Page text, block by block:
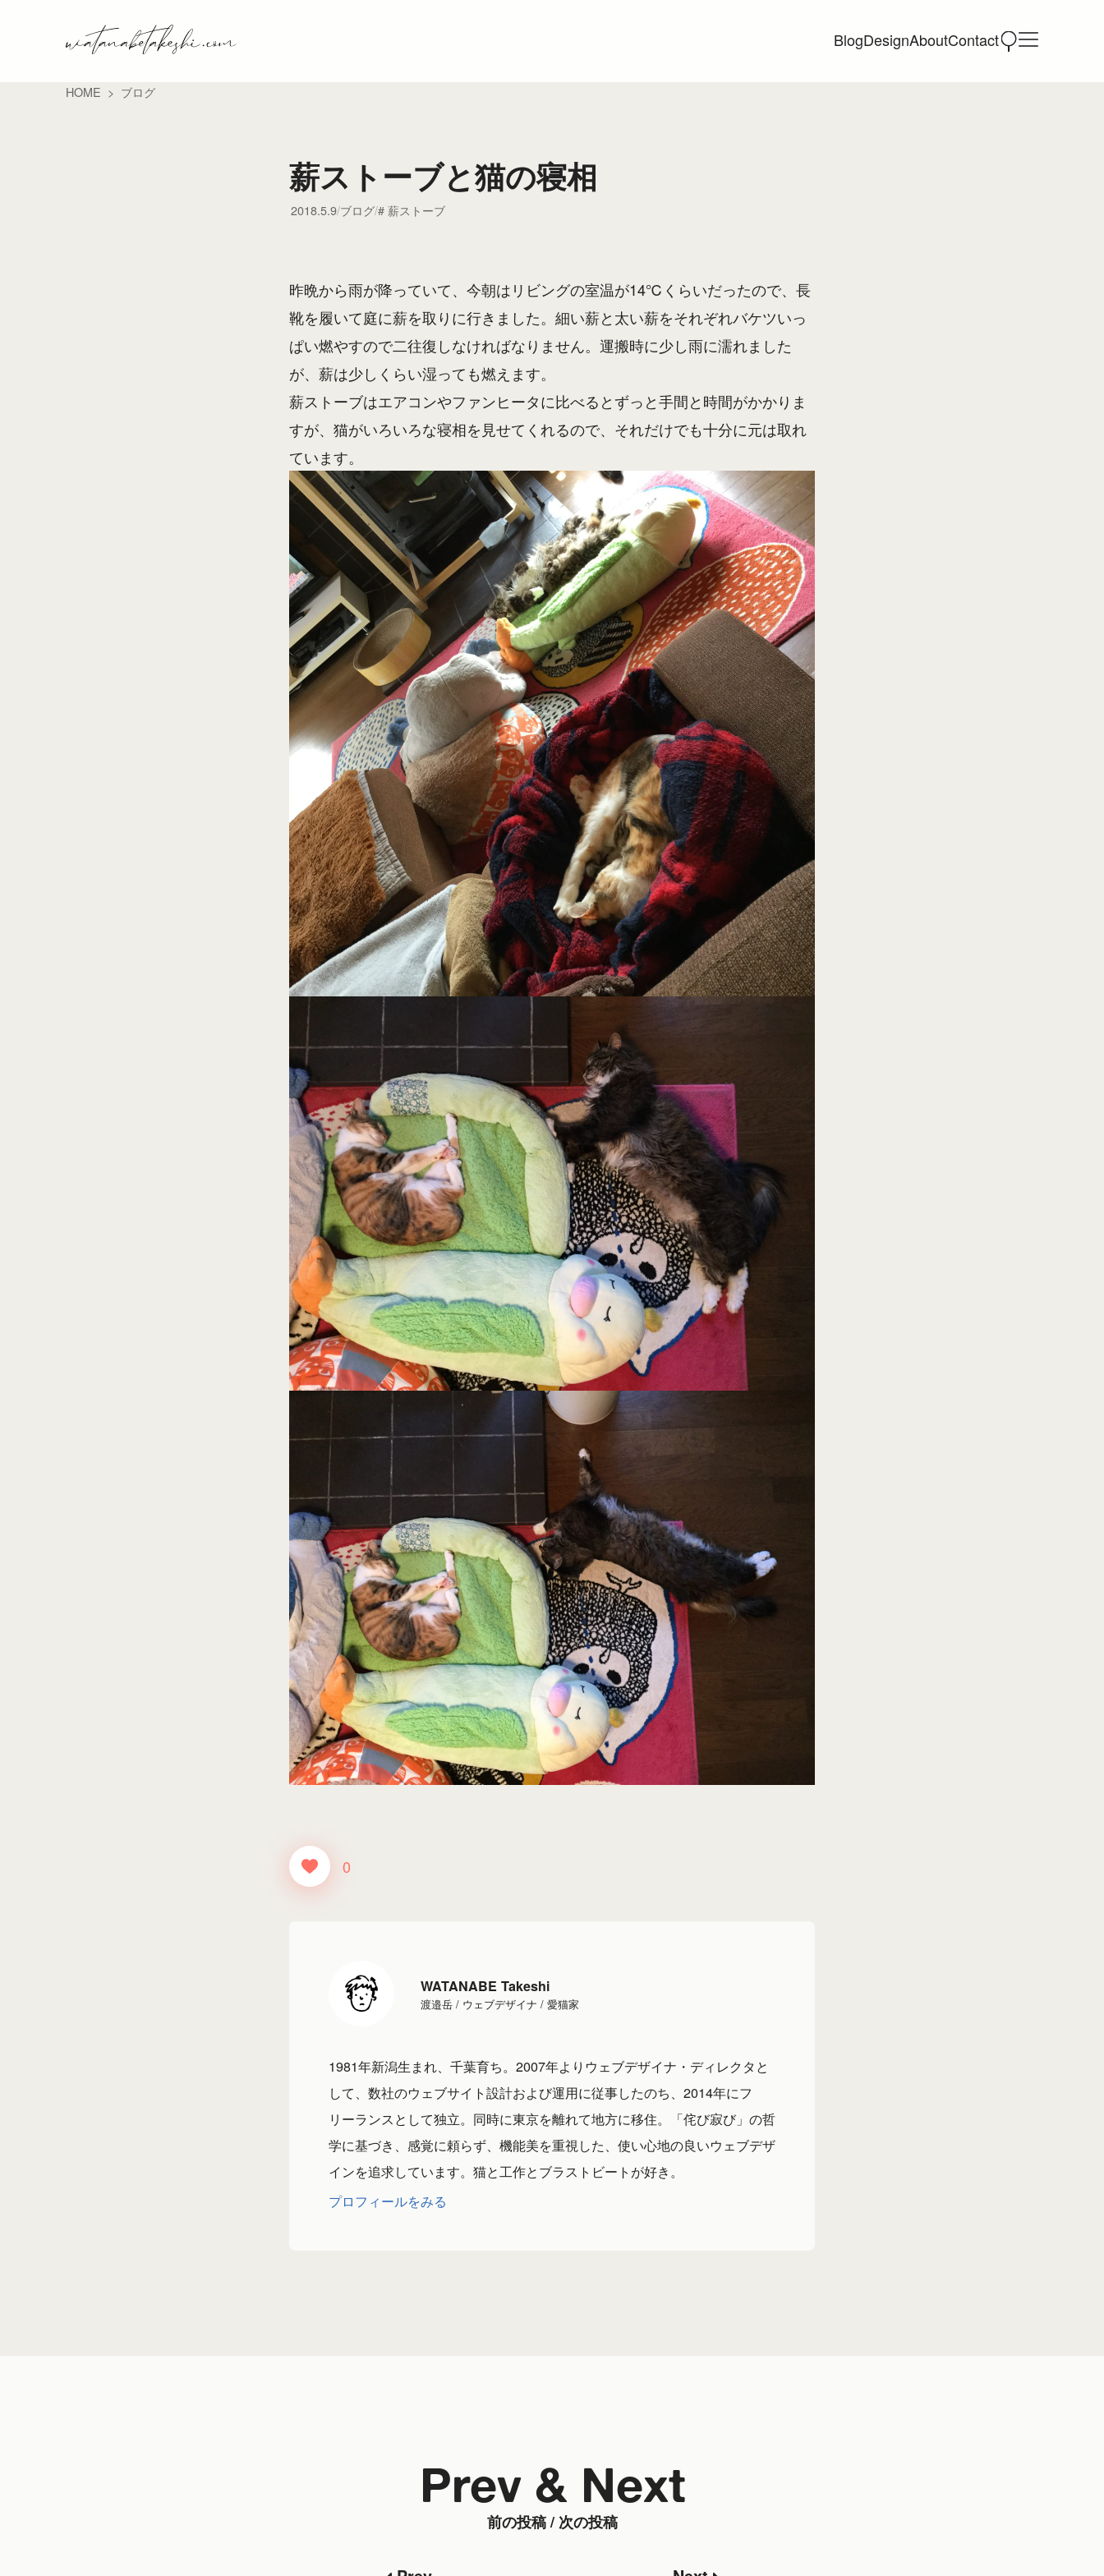
BlogDesignAboutContact
HOME ブログ
薪ストーブと猫の寝相
2018.5.9 ブログ 薪ストーブ
昨晩から雨が降っていて、今朝はリビングの室温が14℃くらいだったので、長
靴を履いて庭に薪を取りに行きました。細い薪と太い薪をそれぞれバケツいっ
ぱい燃やすので二往復しなければなりません。運搬時に少し雨に濡れました
が、薪は少しくらい湿っても燃えます。
薪ストーブはエアコンやファンヒータに比べるとずっと手間と時間がかかりま
すが、猫がいろいろな寝相を見せてくれるので、それだけでも十分に元は取れ
ています。
0
WATANABE Takeshi
渡邉岳 / ウェブデザイナ / 愛猫家
1981年新潟生まれ、千葉育ち。2007年よりウェブデザイナ・ディレクタと
して、数社のウェブサイト設計および運用に従事したのち、2014年にフ
リーランスとして独立。同時に東京を離れて地方に移住。「侘び寂び」の哲
学に基づき、感覚に頼らず、機能美を重視した、使い心地の良いウェブデザ
インを追求しています。猫と工作とブラストビートが好き。
プロフィールをみる
前の投稿 / 次の投稿
Prev & Next